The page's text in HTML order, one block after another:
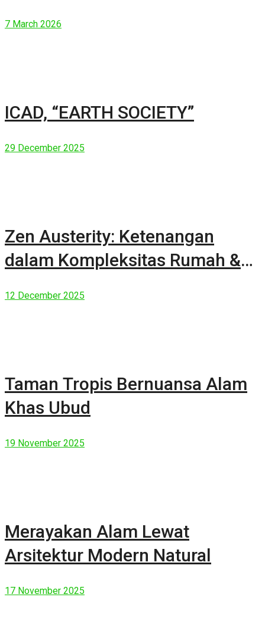
7 March 2026
ICAD, “EARTH SOCIETY”
29 December 2025
Zen Austerity: Ketenangan
dalam Kompleksitas Rumah &
12 December 2025
Taman Tropis Bernuansa Alam
Khas Ubud
19 November 2025
Merayakan Alam Lewat
Arsitektur Modern Natural
17 November 2025